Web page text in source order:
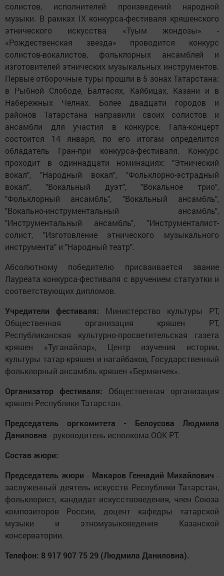
солистов, исполнителей произведений народной
музыки. В рамках IX конкурса-фестиваля кряшенского
этнического искусства «Туым жондозы» -
«Рождественская звезда» проводится конкурс
солистов-вокалистов, фольклорных ансамблей и
изготовителей этнических музыкальных инструментов.
Первые отборочные туры прошли в 5 зонах Татарстана:
в Рыбной Слободе, Балтасях, Кайбицах, Казани и в
Набережных Челнах. Более двадцати городов и
районов Татарстана направили своих солистов и
ансамбли для участия в конкурсе. Гала-концерт
состоится 14 января, по его итогам определится
обладатель Гран-при конкурса-фестиваля. Конкурс
проходит в одиннадцати номинациях: "Этнический
вокал", "Народный вокал", "Фольклорно-эстрадный
вокал", "Вокальный дуэт", "Вокальное трио",
"Фольклорный ансамбль", "Вокальный ансамбль",
"Вокально-инструментальный ансамбль",
"Инструментальный ансамбль", "Инструменталист-
солист, "Изготовление этнического музыкального
инструмента" и "Народный театр".
Абсолютному победителю присваивается звание
Лауреата конкурса-фестиваля с вручением статуэтки и
соответствующих дипломов.
Учредители фестиваля: Министерство культуры РТ,
Общественная организация кряшен РТ,
Республиканская культурно-просветительская газета
кряшен «Туганайлар», Центр изучения истории,
культуры татар-кряшен и нагайбаков, Государственный
фольклорный ансамбль кряшен «Бермянчек».
Организатор фестиваля: Общественная организация
кряшен Республики Татарстан.
Председатель оргкомитета - Белоусова Людмила
Даниловна - руководитель исполкома ООК РТ.
Состав жюри:
Председатель жюри - Макаров Геннадий Михайлович -
заслуженный деятель искусств Республики Татарстан,
фольклорист, кандидат искусствоведения, член Союза
композиторов России, доцент кафедры татарской
музыки и этномузыковедения Казанской
консерватории.
Телефон: 8 917 907 75 29 (Людмила Даниловна).